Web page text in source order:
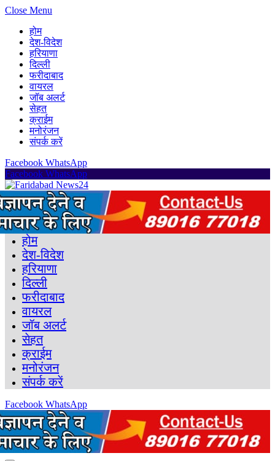
Close Menu
होम
देश-विदेश
हरियाणा
दिल्ली
फरीदाबाद
वायरल
जॉब अलर्ट
सेहत
क्राईम
मनोरंजन
संपर्क करें
Facebook WhatsApp
Facebook WhatsApp
होम
देश-विदेश
हरियाणा
दिल्ली
फरीदाबाद
वायरल
जॉब अलर्ट
सेहत
क्राईम
मनोरंजन
संपर्क करें
Facebook WhatsApp